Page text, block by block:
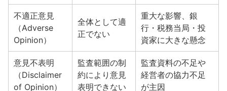
不適正意見
（Adverse
Opinion）
全体として適
正でない
重大な影響、銀
行・税務当局・投
資家に大きな懸念
意見不表明
（Disclaimer
of Opinion）
監査範囲の制
約により意見
表明できない
監査資料の不足や
経営者の協力不足
が主因